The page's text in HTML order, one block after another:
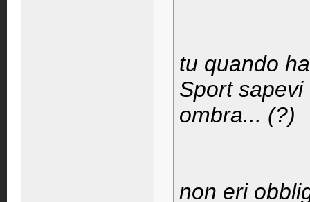
tu quando
Sport
ombra... (?)
non eri